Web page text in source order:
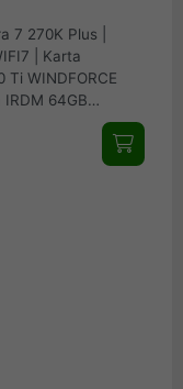
7 270K Plus |
| Karta
WINDFORCE
IRDM 64GB
| Obudowa:
Valkyrie V360